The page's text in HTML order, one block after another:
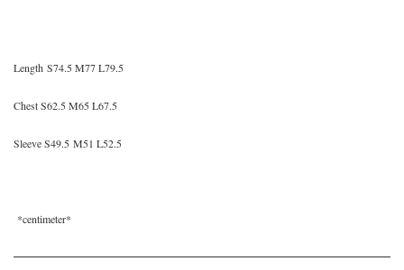
Length S74.5 M77 L79.5
Chest S62.5M65 L67.5
Sleeve S49.5 M51 L52.5
*centimeter*